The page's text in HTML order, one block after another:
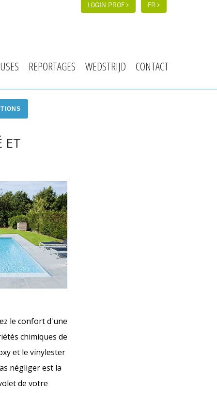
LOGIN PROF FR
REPORTAGES WEDSTRIJD CONTACT
ET
le confort d'une
chimiques de
et le vinylester
négliger est la
de votre